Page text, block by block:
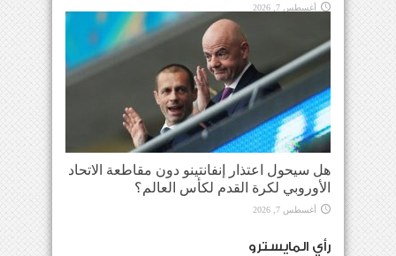
أغسطس 7, 2026
هل سيحول اعتذار إنفانتينو دون مقاطعة الاتحاد
الأوروبي لكرة القدم لكأس العالم؟
أغسطس 7, 2026
رأي المايسترو